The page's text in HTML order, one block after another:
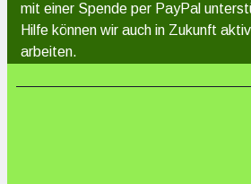
mit einer Spende per PayPal
Hilfe können wir auch in Zukunft
arbeiten.